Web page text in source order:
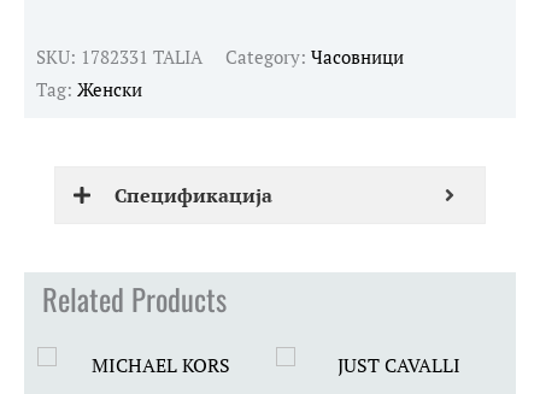
SKU: 1782331 TALIA Category: Часовници
Tag: Женски
Спецификација
Related Products